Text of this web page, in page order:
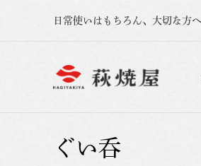
日常使いはもちろん、大切な方
ぐい呑